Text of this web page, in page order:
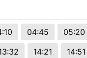
04:45 05:20
14:21 14:51